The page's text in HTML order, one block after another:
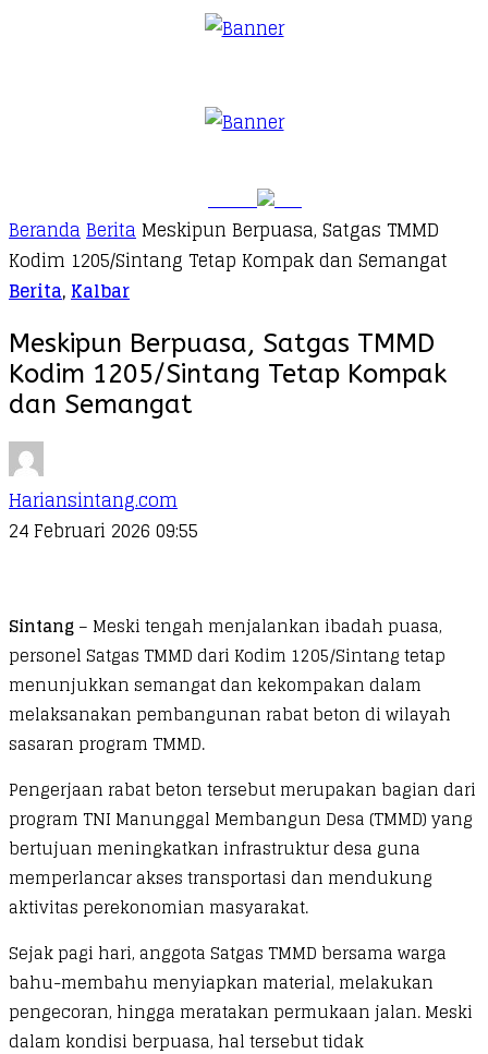
BerandaBeritaMeskipun Berpuasa, Satgas TMMD
Kodim 1205/Sintang Tetap Kompak dan Semangat
Berita,Kalbar
Meskipun Berpuasa, Satgas TMMD
Kodim 1205/Sintang Tetap Kompak
dan Semangat
Hariansintang.com
24 Februari 2026 09:55
Sintang– Meski tengah menjalankan ibadah puasa,
personel Satgas TMMD dari Kodim 1205/Sintang tetap
menunjukkan semangat dan kekompakan dalam
melaksanakan pembangunan rabat beton di wilayah
sasaran program TMMD.
Pengerjaan rabat beton tersebut merupakan bagian dari
program TNI Manunggal Membangun Desa (TMMD) yang
bertujuan meningkatkan infrastruktur desa guna
memperlancar akses transportasi dan mendukung
aktivitas perekonomian masyarakat.
Sejak pagi hari, anggota Satgas TMMD bersama warga
bahu-membahu menyiapkan material, melakukan
pengecoran, hingga meratakan permukaan jalan. Meski
dalam kondisi berpuasa, hal tersebut tidak